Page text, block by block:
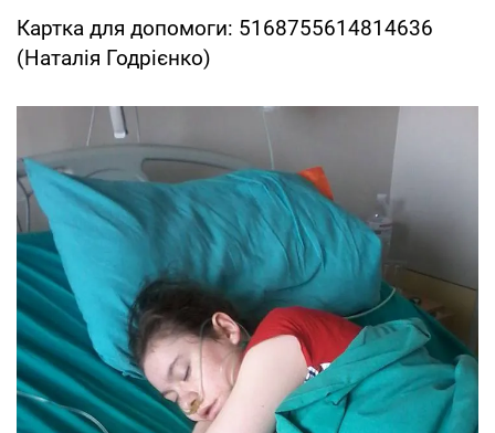
Картка для допомоги: 5168755614814636
(Наталія Годрієнко)